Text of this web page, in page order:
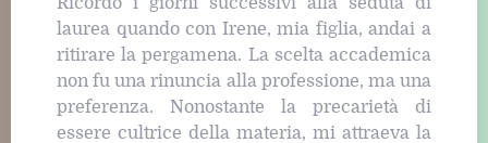
laurea quando con Irene, mia figlia, andai a
ritirare la pergamena. La scelta accademica
non fu una rinuncia alla professione, ma una
preferenza. Nonostante la precarietà di
essere cultrice della materia, mi attraeva la